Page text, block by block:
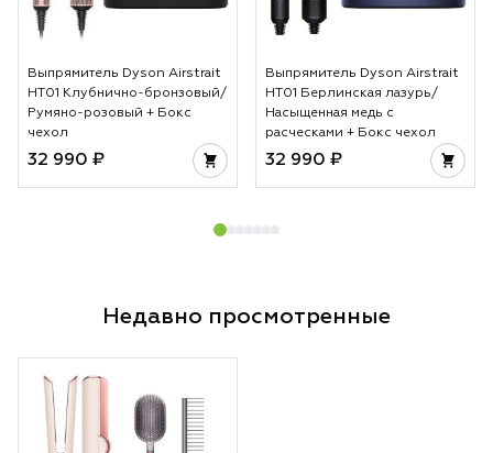
Выпрямитель Dyson Airstrait
HT01 Клубнично-бронзовый/
Румяно-розовый + Бокс
чехол
32 990 ₽
Выпрямитель Dyson Airstrait
HT01 Берлинская лазурь/
Насыщенная медь с
расческами + Бокс чехол
32 990 ₽
Недавно просмотренные